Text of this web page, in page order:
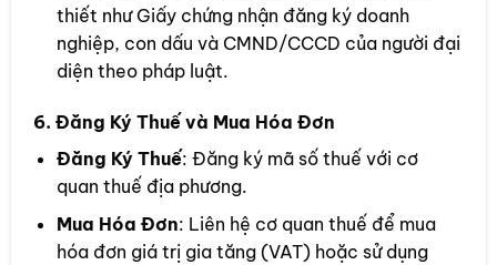
thiết như Giấy chứng nhận đăng ký doanh
nghiệp, con dấu và CMND/CCCD của người đại
diện theo pháp luật.
6. Đăng Ký Thuế và Mua Hóa Đơn
Đăng Ký Thuế: Đăng ký mã số thuế với cơ
quan thuế địa phương.
Mua Hóa Đơn: Liên hệ cơ quan thuế để mua
hóa đơn giá trị gia tăng (VAT) hoặc sử dụng